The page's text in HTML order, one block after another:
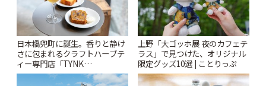
日本橋兜町に誕生。香りと静け
さに包まれるクラフトハーブテ
ィー専門店「TYNK
Kabutocho」 | ことりっぷ
上野「大ゴッホ展 夜のカフェテ
ラス」で見つけた、オリジナル
限定グッズ10選 | ことりっぷ